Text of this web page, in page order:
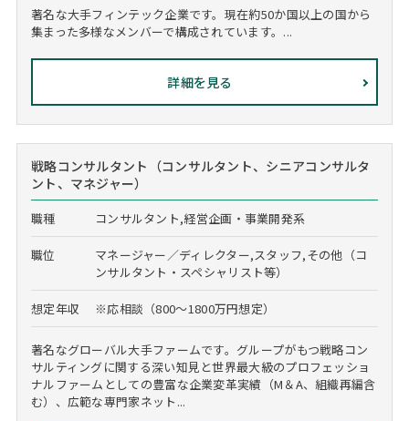
著名な大手フィンテック企業です。現在約50か国以上の国から
集まった多様なメンバーで構成されています。...
詳細を見る
戦略コンサルタント（コンサルタント、シニアコンサルタ
ント、マネジャー）
職種 コンサルタント,経営企画・事業開発系
職位
マネージャー／ディレクター,スタッフ,その他（コ
ンサルタント・スペシャリスト等）
想定年収 ※応相談（800～1800万円想定）
著名なグローバル大手ファームです。グループがもつ戦略コン
サルティングに関する深い知見と世界最大級のプロフェッショ
ナルファームとしての豊富な企業変革実績（M＆A、組織再編含
む）、広範な専門家ネット...